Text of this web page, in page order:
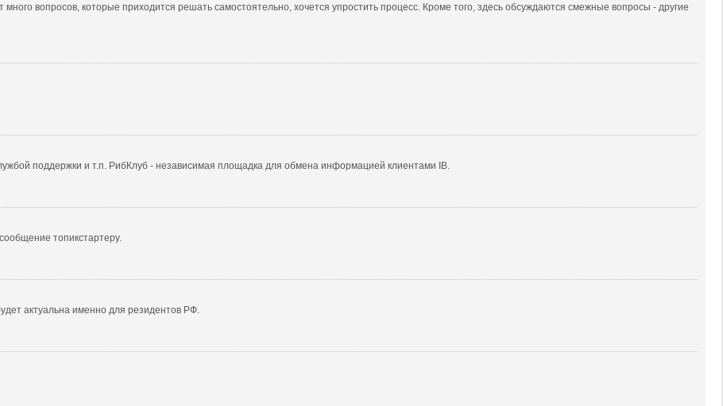
вопросов, которые приходится решать самостоятельно, хочется упростить процесс. Кроме того, здесь обсуждаются смежные вопросы - другие
поддержки и т.п. РибКлуб - независимая площадка для обмена информацией клиентами IB.
топикстартеру.
актуальна именно для резидентов РФ.